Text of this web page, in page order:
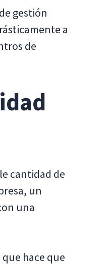
gestión
a
de
cantidad de
un
una
hace que